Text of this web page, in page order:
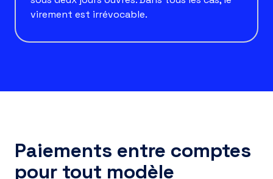
virement est irrévocable.
Paiements entre comptes
pour tout modèle